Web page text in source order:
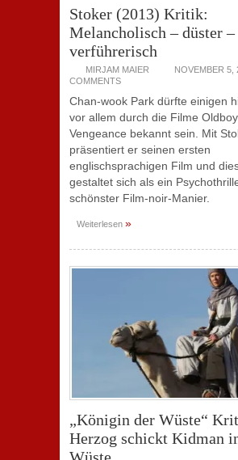
Stoker (2013) Kritik:
Melancholisch – düster –
verführerisch
MIRJAM MAIER NOVEMBER 5,
COMMENTS
Chan-wook Park dürfte einigen
vor allem durch die Filme
Vengeance bekannt sein. Mit
präsentiert er seinen ersten
englischsprachigen Film und
gestaltet sich als ein
schönster Film-noir-Manier.
Weiterlesen »
„Königin der Wüste“
Herzog schickt Kidman